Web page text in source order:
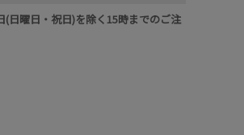
日曜日・祝日)を除く15時までのご注